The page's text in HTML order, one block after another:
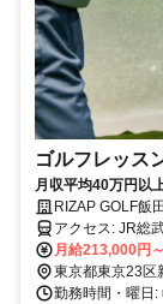
ゴルフレッス
月収平均40万円以
すさ◎充実の研修
ー！！
RIZAP GOLF飯
アクセス: JR総武線 飯田橋駅 徒歩2分 東京メトロ有楽町線 飯田橋駅
B1出口より徒歩
東京メトロ南北
駅 B1出口より
月給213,000円
東京都東京23区
勤務時間・曜日